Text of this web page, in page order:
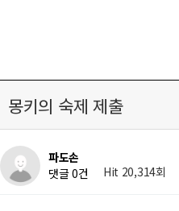
몽키의 숙제 제출
파도손
댓글 0건
Hit 20,314회